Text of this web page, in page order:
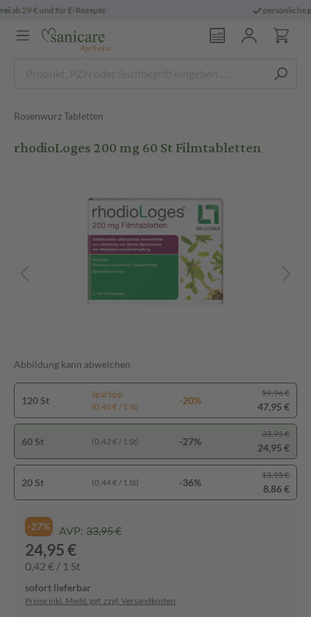
pharmazeutische Beratung
Rosenwurz Tabletten
rhodioLoges 200 mg 60 St Filmtabletten
Abbildung kann abweichen
120 St
Spartipp
(0,40 € / 1 St)
-20%
59,96 €
47,95 €
60 St (0,42 € / 1 St) -27%
33,95 €
24,95 €
20 St (0,44 € / 1 St) -36%
13,95 €
8,86 €
-27% AVP: 33,95 €
24,95 €
0,42 € / 1 St
sofort lieferbar
Preise inkl. MwSt. ggf. zzgl. Versandkosten